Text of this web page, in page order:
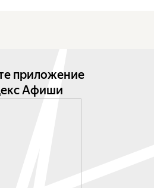
приложение
Афиши